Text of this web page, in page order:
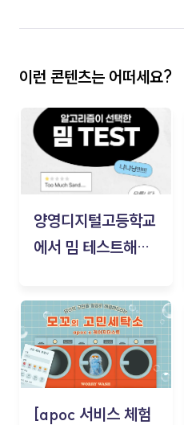
이런 콘텐츠는 어떠세요?
양영디지털고등학교
에서 밈 테스트해보
[apoc 서비스 체험